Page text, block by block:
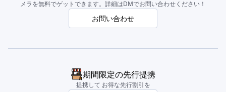
メラを無料でゲットできます。詳細はDMでお問い合わせください！
お問い合わせ
期間限定の先行提携
提携して お得な先行割引を